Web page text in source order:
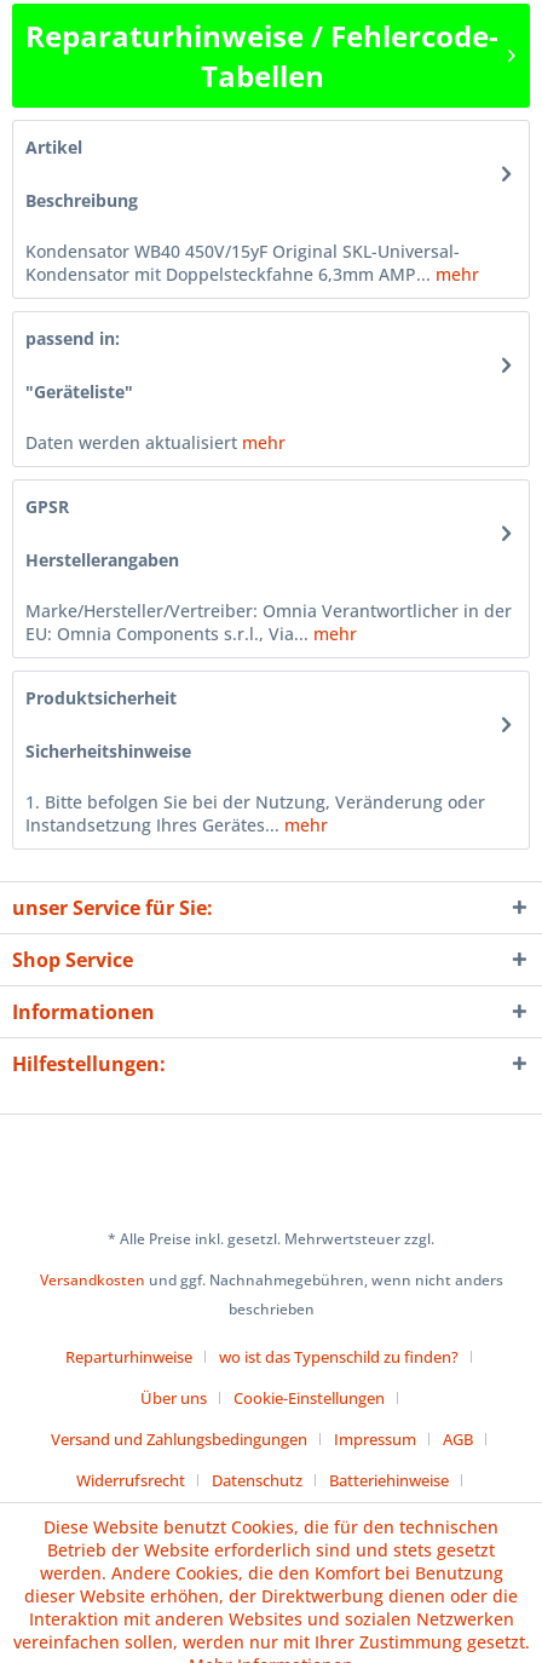
Reparaturhinweise / Fehlercode-
Tabellen
Artikel
Beschreibung
Kondensator WB40 450V/15yF Original SKL-Universal-
Kondensator mit Doppelsteckfahne 6,3mm AMP... mehr
passend in:
"Geräteliste"
Daten werden aktualisiert mehr
GPSR
Herstellerangaben
Marke/Hersteller/Vertreiber: Omnia Verantwortlicher in der
EU: Omnia Components s.r.l., Via... mehr
Produktsicherheit
Sicherheitshinweise
1. Bitte befolgen Sie bei der Nutzung, Veränderung oder
Instandsetzung Ihres Gerätes... mehr
unser Service für Sie:
Shop Service
Informationen
Hilfestellungen:
* Alle Preise inkl. gesetzl. Mehrwertsteuer zzgl.
Versandkosten und ggf. Nachnahmegebühren, wenn nicht anders
beschrieben
Reparturhinweise
wo ist das Typenschild zu finden?
Über uns
Cookie-Einstellungen
Versand und Zahlungsbedingungen
Impressum
AGB
Widerrufsrecht
Datenschutz Batteriehinweise
Vertrag widerrufen
Diese Website benutzt Cookies, die für den technischen
Betrieb der Website erforderlich sind und stets gesetzt
werden. Andere Cookies, die den Komfort bei Benutzung
dieser Website erhöhen, der Direktwerbung dienen oder die
Interaktion mit anderen Websites und sozialen Netzwerken
vereinfachen sollen, werden nur mit Ihrer Zustimmung gesetzt.